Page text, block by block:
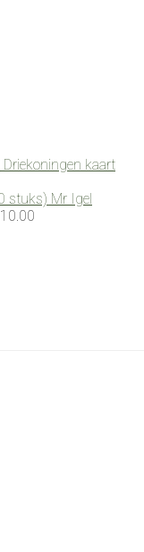
Driekoningen kaart
Mr Igel
10.00